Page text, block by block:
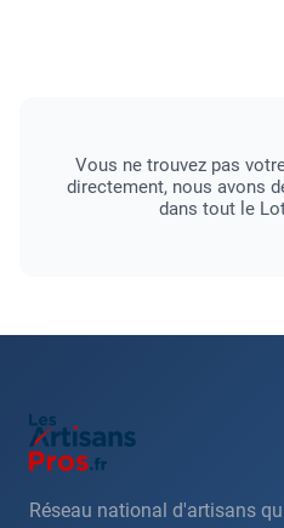
Vous ne trouvez pas
directement, nous avons
dans tout le
Réseau national d'artisans